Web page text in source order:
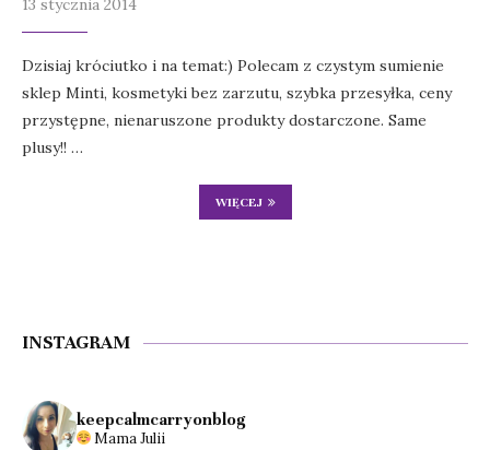
13 stycznia 2014
Dzisiaj króciutko i na temat:) Polecam z czystym sumienie
sklep Minti, kosmetyki bez zarzutu, szybka przesyłka, ceny
przystępne, nienaruszone produkty dostarczone. Same
plusy!! …
WIĘCEJ
INSTAGRAM
keepcalmcarryonblog
Mama Julii